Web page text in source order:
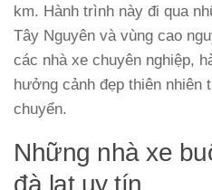
km. Hành trình này đi qua
Tây Nguyên và vùng cao
các nhà xe chuyên nghiệp,
hưởng cảnh đẹp thiên nhiên
chuyển.
Những nhà xe
đà lạt uy tín